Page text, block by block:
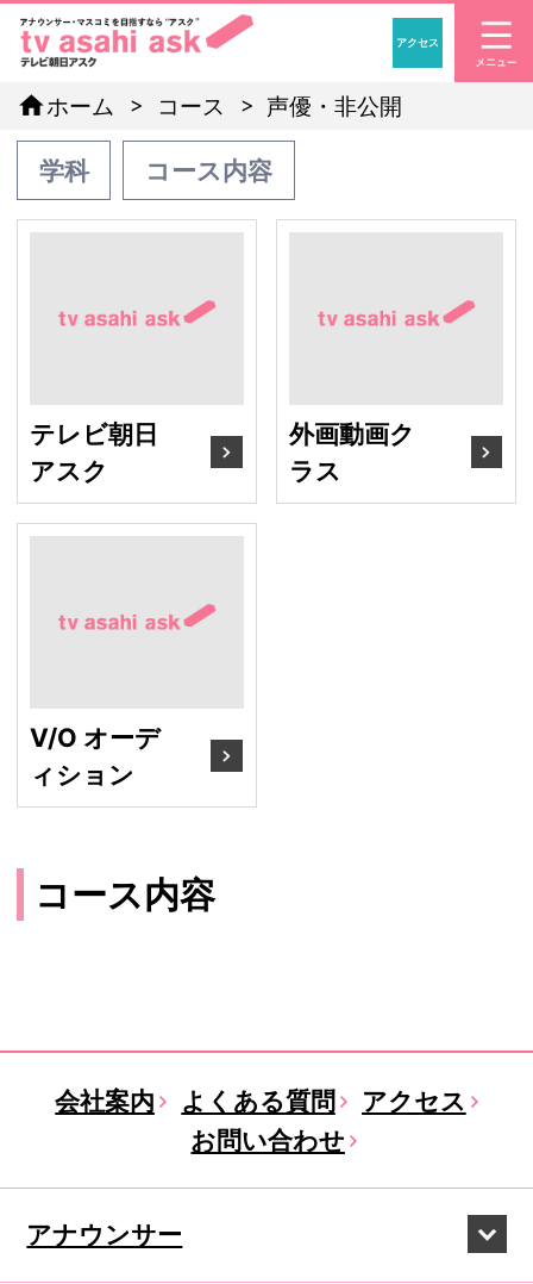
「アナウンサー・マ
アクセス
homeホーム コース 声優・非公開
学科 コース内容
テレビ朝日
アスク
外画動画ク
ラス
V/O オーデ
ィション
コース内容
会社案内 よくある質問
アクセス
お問い合わせ
アナウンサー